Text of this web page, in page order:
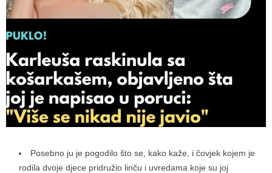
Posebno ju je pogodilo što se, kako kaže, i čovjek kojem je
rodila dvoje djece pridružio linču i uvredama koje su joj